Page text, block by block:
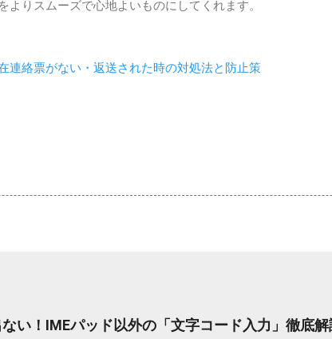
よりスムーズで心地よいものにしてくれます。
連絡票がない・返送された時の対処法と防止策
い！IMEパッド以外の「文字コード入力」徹底解